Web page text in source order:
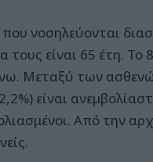
νοσηλεύονται
τους είναι 65 έτη.
Μεταξύ των
είναι
Από την